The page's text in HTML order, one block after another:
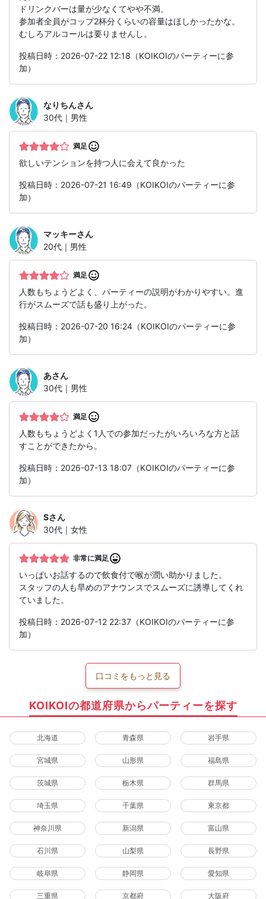
ドリンクバーは量が少なくてやや不満。
参加者全員がコップ2杯分くらいの容量はほしかったかな。
むしろアルコールは要りませんし。
投稿日時：2026-07-22 12:18（KOIKOIのパーティーに参
加）
なりちんさん
30代｜男性
満足
欲しいテンションを持つ人に会えて良かった
投稿日時：2026-07-21 16:49（KOIKOIのパーティーに参
加）
マッキーさん
20代｜男性
満足
人数もちょうどよく、パーティーの説明がわかりやすい。進
行がスムーズで話も盛り上がった。
投稿日時：2026-07-20 16:24（KOIKOIのパーティーに参
加）
あさん
30代｜男性
満足
人数もちょうどよく1人での参加だったがいろいろな方と話
すことができたから。
投稿日時：2026-07-13 18:07（KOIKOIのパーティーに参
加）
Sさん
30代｜女性
非常に満足
いっぱいお話するので飲食付で喉が潤い助かりました。
スタッフの人も早めのアナウンスでスムーズに誘導してくれ
ていました。
投稿日時：2026-07-12 22:37（KOIKOIのパーティーに参
加）
口コミをもっと見る
KOIKOIの都道府県からパーティーを探す
北海道 青森県 岩手県
宮城県 山形県 福島県
茨城県 栃木県 群馬県
埼玉県 千葉県 東京都
神奈川県 新潟県 富山県
石川県 山梨県 長野県
岐阜県 静岡県 愛知県
三重県 京都府 大阪府